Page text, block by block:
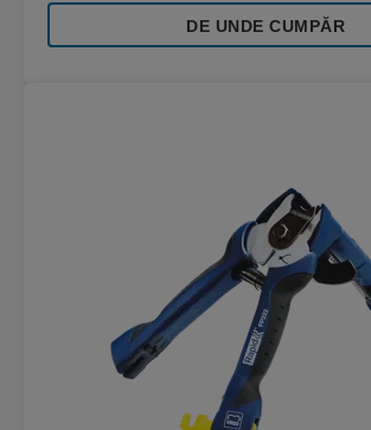
DE UNDE CUMPĂR